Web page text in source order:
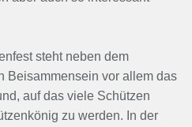
steht neben dem
Beisammensein vor allem das
auf das viele Schützen
zu werden. In der